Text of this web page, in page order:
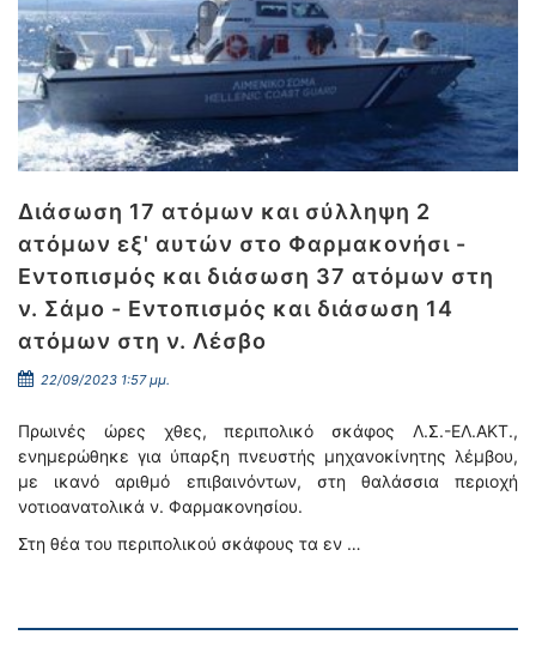
Διάσωση 17 ατόμων και σύλληψη 2
ατόμων εξ' αυτών στο Φαρμακονήσι -
Εντοπισμός και διάσωση 37 ατόμων στη
ν. Σάμο - Εντοπισμός και διάσωση 14
ατόμων στη ν. Λέσβο
22/09/2023 1:57 μμ.
Πρωινές ώρες χθες, περιπολικό σκάφος Λ.Σ.-ΕΛ.ΑΚΤ.,
ενημερώθηκε για ύπαρξη πνευστής μηχανοκίνητης λέμβου,
με ικανό αριθμό επιβαινόντων, στη θαλάσσια περιοχή
νοτιοανατολικά ν. Φαρμακονησίου.
Στη θέα του περιπολικού σκάφους τα εν …